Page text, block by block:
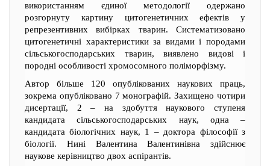
використанням єдиної методології одержано
розгорнуту картину цитогенетичних ефектів у
репрезентивних вибірках тварин. Систематизовано
цитогенетичні характеристики за видами і породами
сільськогосподарських тварин, виявлено видові і
породні особливості хромосомного поліморфізму.
Автор більше 120 опублікованих наукових праць,
зокрема опубліковано 7 монографій. Захищено чотири
дисертації, 2 – на здобуття наукового ступеня
кандидата сільськогосподарських наук, одна –
кандидата біологічних наук, 1 – доктора філософії з
біології. Нині Валентина Валентинівна здійснює
наукове керівництво двох аспірантів.